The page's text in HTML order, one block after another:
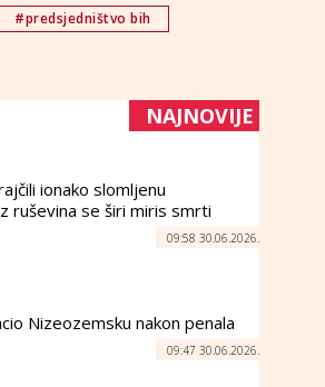
#predsjedništvo bih
NAJNOVIJE
ionako slomljenu
ruševina se širi miris smrti
09:58 30.06.2026.
Nizeozemsku nakon penala
09:47 30.06.2026.